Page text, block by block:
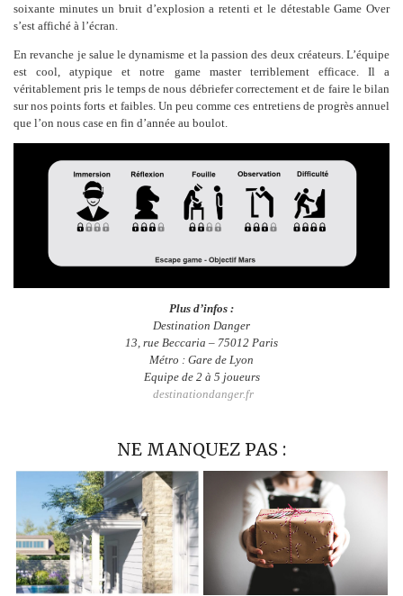
soixante minutes un bruit d’explosion a retenti et le détestable Game Over
s’est affiché à l’écran.
En revanche je salue le dynamisme et la passion des deux créateurs. L’équipe
est cool, atypique et notre game master terriblement efficace. Il a
véritablement pris le temps de nous débriefer correctement et de faire le bilan
sur nos points forts et faibles. Un peu comme ces entretiens de progrès annuel
que l’on nous case en fin d’année au boulot.
Plus d’infos :
Destination Danger
13, rue Beccaria – 75012 Paris
Métro : Gare de Lyon
Equipe de 2 à 5 joueurs
destinationdanger.fr
NE MANQUEZ PAS :